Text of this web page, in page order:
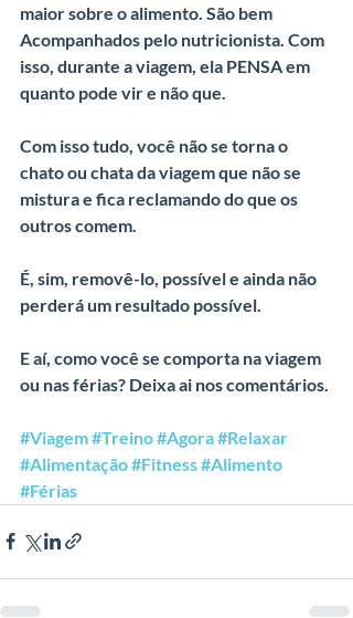
maior sobre o alimento. São bem
Acompanhados pelo nutricionista. Com
isso, durante a viagem, ela PENSA em
quanto pode vir e não que.
Com isso tudo, você não se torna o
chato ou chata da viagem que não se
mistura e fica reclamando do que os
outros comem.
É, sim, removê-lo, possível e ainda não
perderá um resultado possível.
E aí, como você se comporta na viagem
ou nas férias? Deixa ai nos comentários.
#Viagem #Treino #Agora #Relaxar
#Alimentação #Fitness #Alimento
#Férias